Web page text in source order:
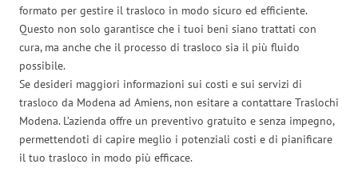
formato per gestire il trasloco in modo sicuro ed efficiente.
Questo non solo garantisce che i tuoi beni siano trattati con
cura, ma anche che il processo di trasloco sia il più fluido
possibile.
Se desideri maggiori informazioni sui costi e sui servizi di
trasloco da Modena ad Amiens, non esitare a contattare Traslochi
Modena. L’azienda offre un preventivo gratuito e senza impegno,
permettendoti di capire meglio i potenziali costi e di pianificare
il tuo trasloco in modo più efficace.